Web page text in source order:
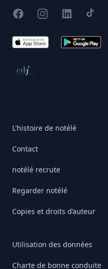
FacebookInstagram
X
App Store Google Play
Conseil de déontologie
L'histoire de notélé
Contact
notélé recrute
Regarder notélé
Copies et droits d’auteur
Utilisation des données
Charte de bonne conduite